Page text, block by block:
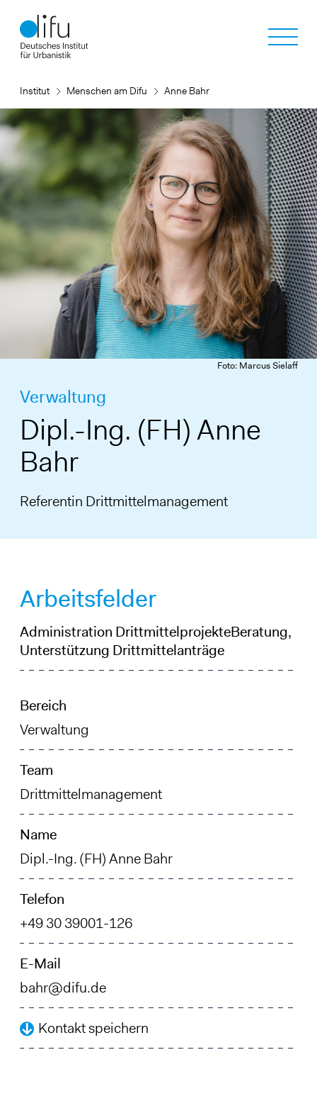
zum
Inhalt
Institut Menschen am Difu Anne Bahr
Foto: Marcus Sielaff
Verwaltung
Dipl.-Ing. (FH) Anne
Bahr
Referentin Drittmittelmanagement
Arbeitsfelder
Administration DrittmittelprojekteBeratung,
Unterstützung Drittmittelanträge
Bereich
Verwaltung
Team
Drittmittelmanagement
Name
Dipl.-Ing. (FH) Anne Bahr
Telefon
+49 30 39001-126
E-Mail
bahr@difu.de
Kontakt speichern